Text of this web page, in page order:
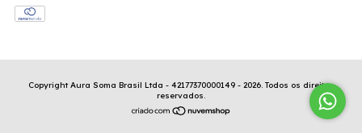
Copyright Aura Soma Brasil Ltda - 42177370000149 - 2026. Todos os direitos
reservados.